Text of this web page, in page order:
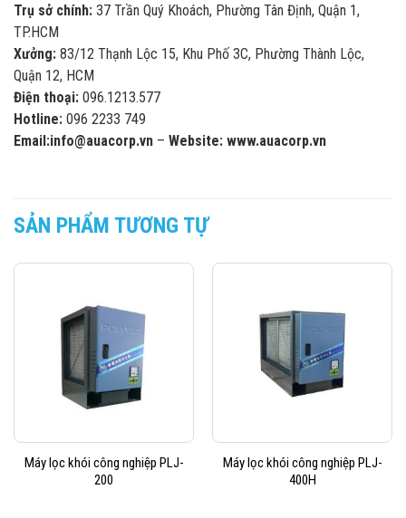
Trụ sở chính: 37 Trần Quý Khoách, Phường Tân Định, Quận 1,
TP.HCM
Xưởng: 83/12 Thạnh Lộc 15, Khu Phố 3C, Phường Thành Lộc,
Quận 12, HCM
Điện thoại: 096.1213.577
Hotline: 096 2233 749
Email:info@auacorp.vn – Website: www.auacorp.vn
SẢN PHẨM TƯƠNG TỰ
Máy lọc khói công nghiệp PLJ-
200
Máy lọc khói công nghiệp PLJ-
400H